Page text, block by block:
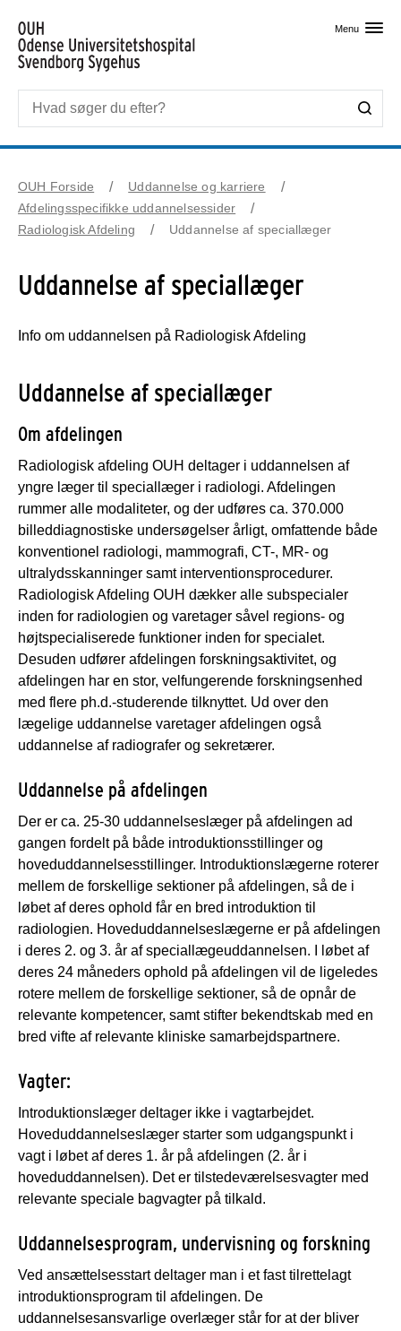
Menu
OUH Forside
Uddannelse og karriere
Afdelingsspecifikke uddannelsessider
Radiologisk Afdeling
Uddannelse af speciallæger
Uddannelse af speciallæger
Info om uddannelsen på Radiologisk Afdeling
Uddannelse af speciallæger
Om afdelingen
Radiologisk afdeling OUH deltager i uddannelsen af
yngre læger til speciallæger i radiologi. Afdelingen
rummer alle modaliteter, og der udføres ca. 370.000
billeddiagnostiske undersøgelser årligt, omfattende både
konventionel radiologi, mammografi, CT-, MR- og
ultralydsskanninger samt interventionsprocedurer.
Radiologisk Afdeling OUH dækker alle subspecialer
inden for radiologien og varetager såvel regions- og
højtspecialiserede funktioner inden for specialet.
Desuden udfører afdelingen forskningsaktivitet, og
afdelingen har en stor, velfungerende forskningsenhed
med flere ph.d.-studerende tilknyttet. Ud over den
lægelige uddannelse varetager afdelingen også
uddannelse af radiografer og sekretærer.
Uddannelse på afdelingen
Der er ca. 25-30 uddannelseslæger på afdelingen ad
gangen fordelt på både introduktionsstillinger og
hoveduddannelsesstillinger. Introduktionslægerne roterer
mellem de forskellige sektioner på afdelingen, så de i
løbet af deres ophold får en bred introduktion til
radiologien. Hoveduddannelseslægerne er på afdelingen
i deres 2. og 3. år af speciallægeuddannelsen. I løbet af
deres 24 måneders ophold på afdelingen vil de ligeledes
rotere mellem de forskellige sektioner, så de opnår de
relevante kompetencer, samt stifter bekendtskab med en
bred vifte af relevante kliniske samarbejdspartnere.
Vagter:
Introduktionslæger deltager ikke i vagtarbejdet.
Hoveduddannelseslæger starter som udgangspunkt i
vagt i løbet af deres 1. år på afdelingen (2. år i
hoveduddannelsen). Det er tilstedeværelsesvagter med
relevante speciale bagvagter på tilkald.
Uddannelsesprogram, undervisning og forskning
Ved ansættelsesstart deltager man i et fast tilrettelagt
introduktionsprogram til afdelingen. De
uddannelsesansvarlige overlæger står for at der bliver